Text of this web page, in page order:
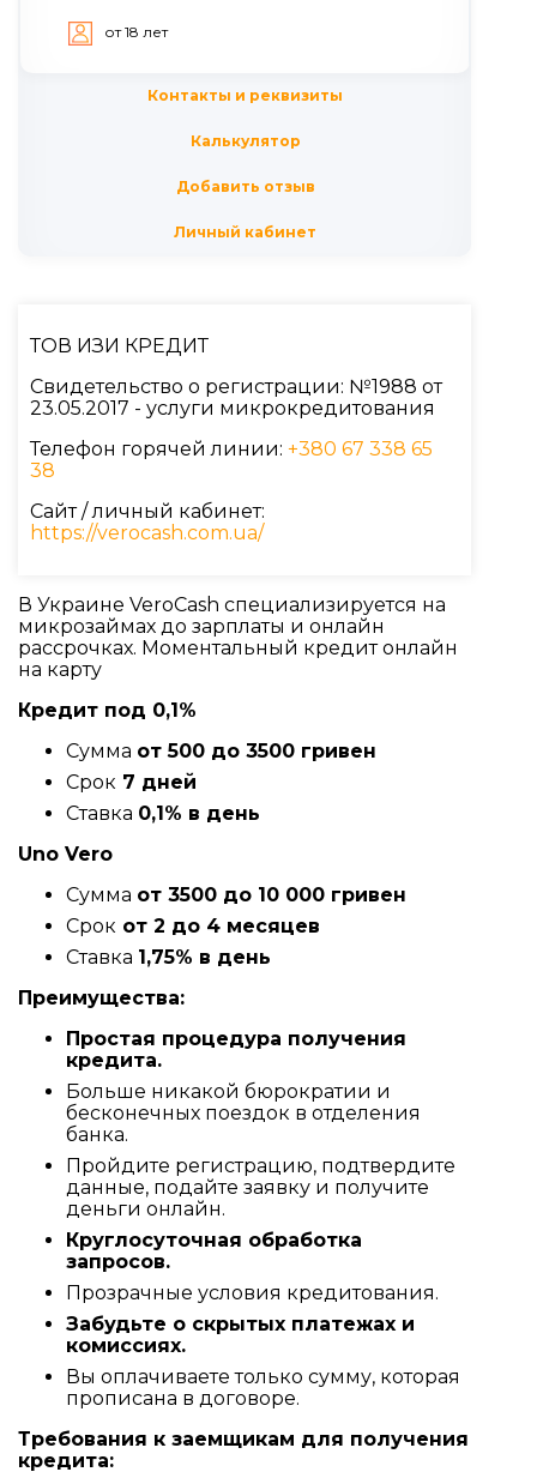
от 18 лет
Контакты и реквизиты
Калькулятор
Добавить отзыв
Личный кабинет
ТОВ ИЗИ КРЕДИТ
Свидетельство о регистрации: №1988 от
23.05.2017 - услуги микрокредитования
Телефон горячей линии: +380 67 338 65
38
Сайт / личный кабинет:
https://verocash.com.ua/
В Украине VeroCash специализируется на
микрозаймах до зарплаты и онлайн
рассрочках. Моментальный кредит онлайн
на карту
Кредит под 0,1%
Сумма от 500 до 3500 гривен
Срок 7 дней
Ставка 0,1% в день
Uno Vero
Сумма от 3500 до 10 000 гривен
Срок от 2 до 4 месяцев
Ставка 1,75% в день
Преимущества:
Простая процедура получения
кредита.
Больше никакой бюрократии и
бесконечных поездок в отделения
банка.
Пройдите регистрацию, подтвердите
данные, подайте заявку и получите
деньги онлайн.
Круглосуточная обработка
запросов.
Прозрачные условия кредитования.
Забудьте о скрытых платежах и
комиссиях.
Вы оплачиваете только сумму, которая
прописана в договоре.
Требования к заемщикам для получения
кредита: